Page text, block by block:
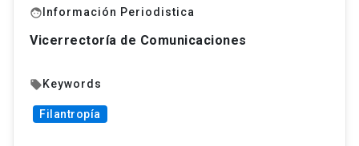
face Información Periodistica
Vicerrectoría de Comunicaciones
local_offerKeywords
Filantropía